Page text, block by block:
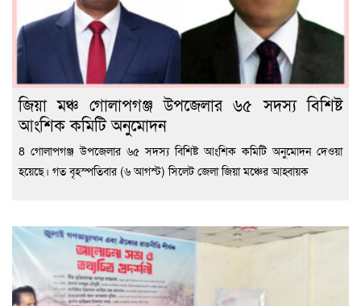
জিয়া মঞ্চ গোলাপগঞ্জ উপজেলার ৬৫ সদস্য বিশিষ্ট
আংশিক কমিটি অনুমোদন
8 গোলাপগঞ্জ উপজেলার ৬৫ সদস্য বিশিষ্ট আংশিক কমিটি অনুমোদন দেওয়া
হয়েছে। গত বৃহস্পতিবার (৬ আগস্ট) সিলেট জেলা জিয়া মঞ্চের আহ্বায়ক